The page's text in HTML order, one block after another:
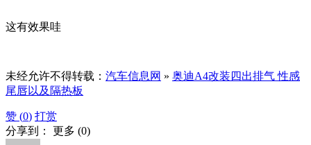
这有效果哇
未经允许不得转载： 汽车信息网 » 奥迪A4改装四出排气 性感
尾唇以及隔热板
赞 (0) 打赏
分享到： 更多 (0)